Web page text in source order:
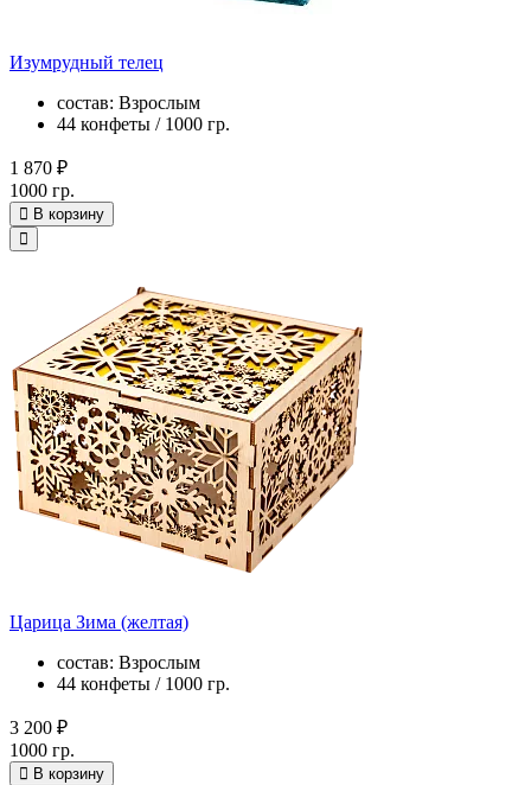
Изумрудный телец
состав: Взрослым
44 конфеты / 1000 гр.
1 870 ₽
1000 гр.
В корзину
Царица Зима (желтая)
состав: Взрослым
44 конфеты / 1000 гр.
3 200 ₽
1000 гр.
В корзину